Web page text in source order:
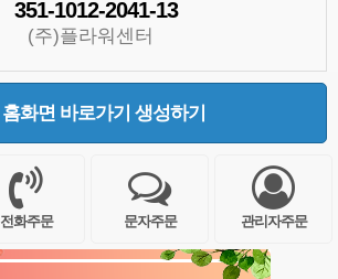
351-1012-2041-13
(주)플라워센터
홈화면 바로가기 생성하기
전화주문 문자주문 관리자주문